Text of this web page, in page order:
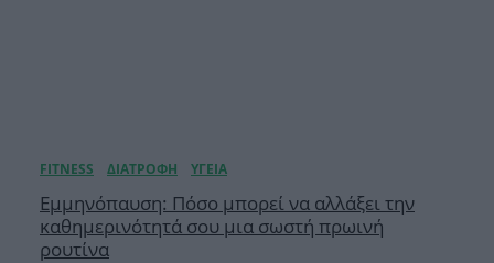
Εμμηνόπαυση: Πόσο μπορεί να αλλάξει την
καθημερινότητά σου μια σωστή πρωινή
ρουτίνα